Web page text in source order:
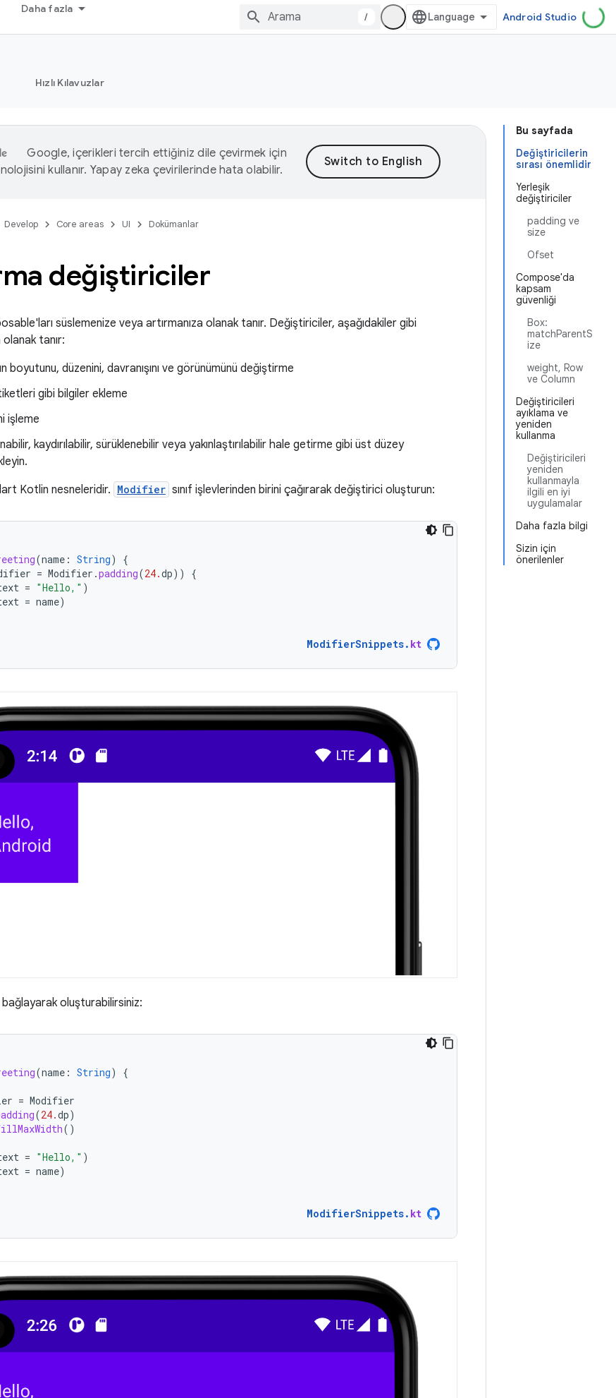
Daha fazla
/ Android Studio
Hızlı Kılavuzlar
Bu sayfada
Değiştiricilerin
sırası önemlidir
Yerleşik
değiştiriciler
padding ve
size
Ofset
Compose'da
kapsam
güvenliği
Box:
matchParentS
ize
weight, Row
ve Column
Değiştiricileri
ayıklama ve
yeniden
kullanma
Değiştiricileri
yeniden
kullanmayla
ilgili en iyi
uygulamalar
Daha fazla bilgi
Sizin için
önerilenler
Google, içerikleri tercih ettiğiniz dile çevirmek için
kullanır. Yapay zeka çevirilerinde hata olabilir.
Develop Core areas UI Dokümanlar
değiştiriciler
süslemenize veya artırmanıza olanak tanır. Değiştiriciler, aşağıdakiler gibi
tanır:
boyutunu, düzenini, davranışını ve görünümünü değiştirme
gibi bilgiler ekleme
işleme
kaydırılabilir, sürüklenebilir veya yakınlaştırılabilir hale getirme gibi üst düzey
Kotlin nesneleridir. Modifier sınıf işlevlerinden birini çağırarak değiştirici oluşturun:
(name : String)
{
= Modifier .padding(24.dp))
{
= "Hello," )
= name)
ModifierSnippets. kt
oluşturabilirsiniz:
(name : String)
{
= Modifier
(24.dp)
()
= "Hello," )
= name)
ModifierSnippets. kt